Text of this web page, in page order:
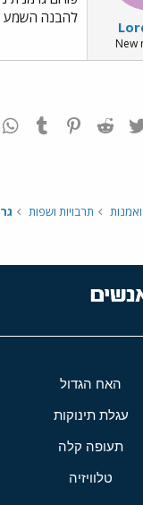
א
ר
ך
New
להבנה השמע
Twitter
Reddit
Pinterest
תרבויות ושפות
האח הגדול
עגלת תינוקות
תעופה קלה
טלוויזיה